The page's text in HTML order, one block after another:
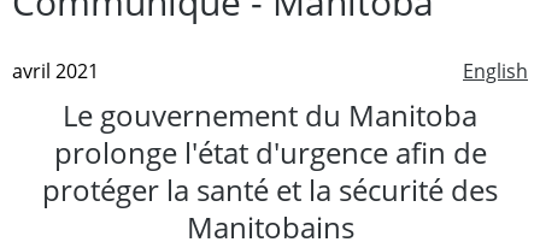
English
avril 2021
Le gouvernement du Manitoba
prolonge l'état d'urgence afin de
protéger la santé et la sécurité des
Manitobains